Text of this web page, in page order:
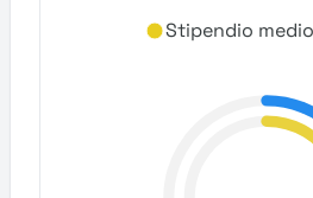
Stipendio